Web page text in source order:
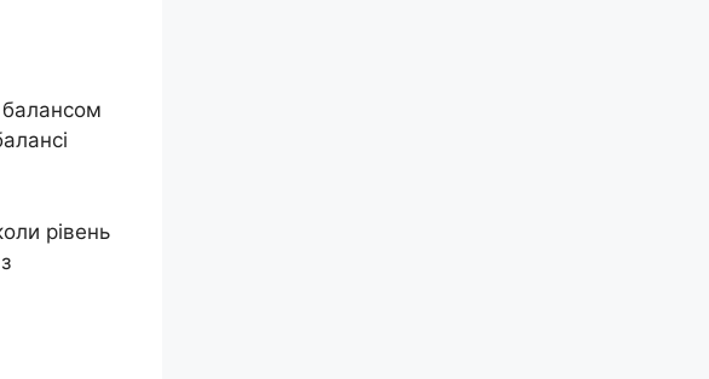
балансом
рівень